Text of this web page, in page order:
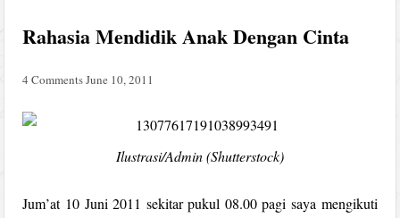
Rahasia Mendidik Anak Dengan Cinta
4 CommentsJune 10, 2011
Ilustrasi/Admin (Shutterstock)
Jum’at 10 Juni 2011 sekitar pukul 08.00 pagi saya mengikuti